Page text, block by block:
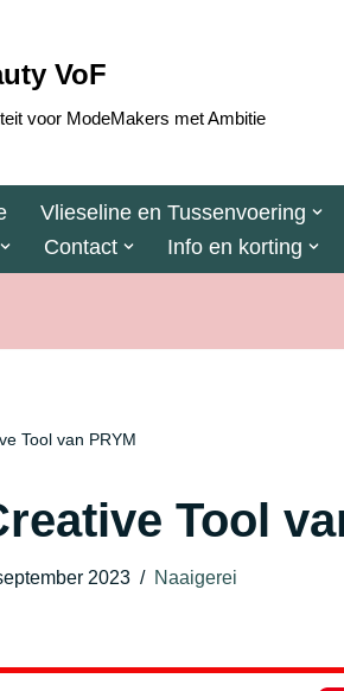
VoF
voor ModeMakers met Ambitie
Vlieseline en Tussenvoering
Contact Info en korting
Tool van PRYM
Tool
2023 Naaigerei